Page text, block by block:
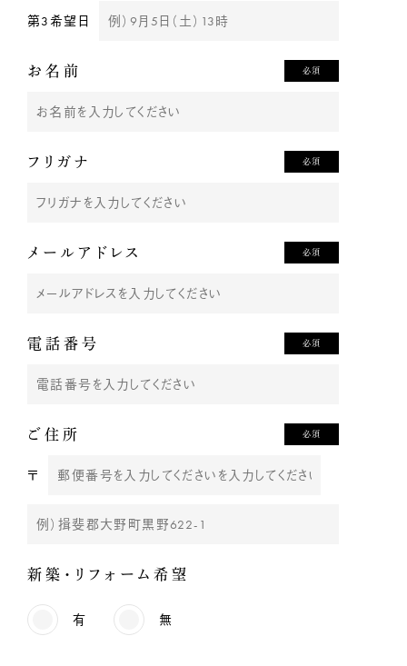
第3希望日
お名前 必須
フリガナ 必須
メールアドレス 必須
電話番号 必須
ご住所 必須
〒
新築・リフォーム希望
有 無